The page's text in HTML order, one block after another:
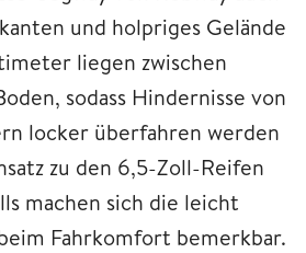
und holpriges Gelände
liegen zwischen
sodass Hindernisse von
locker überfahren werden
zu den 6,5-Zoll-Reifen
machen sich die leicht
Fahrkomfort bemerkbar.